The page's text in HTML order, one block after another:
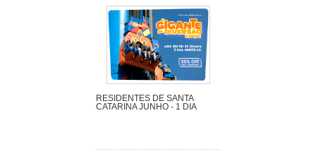
RESIDENTES DE SANTA
CATARINA JUNHO - 1 DIA